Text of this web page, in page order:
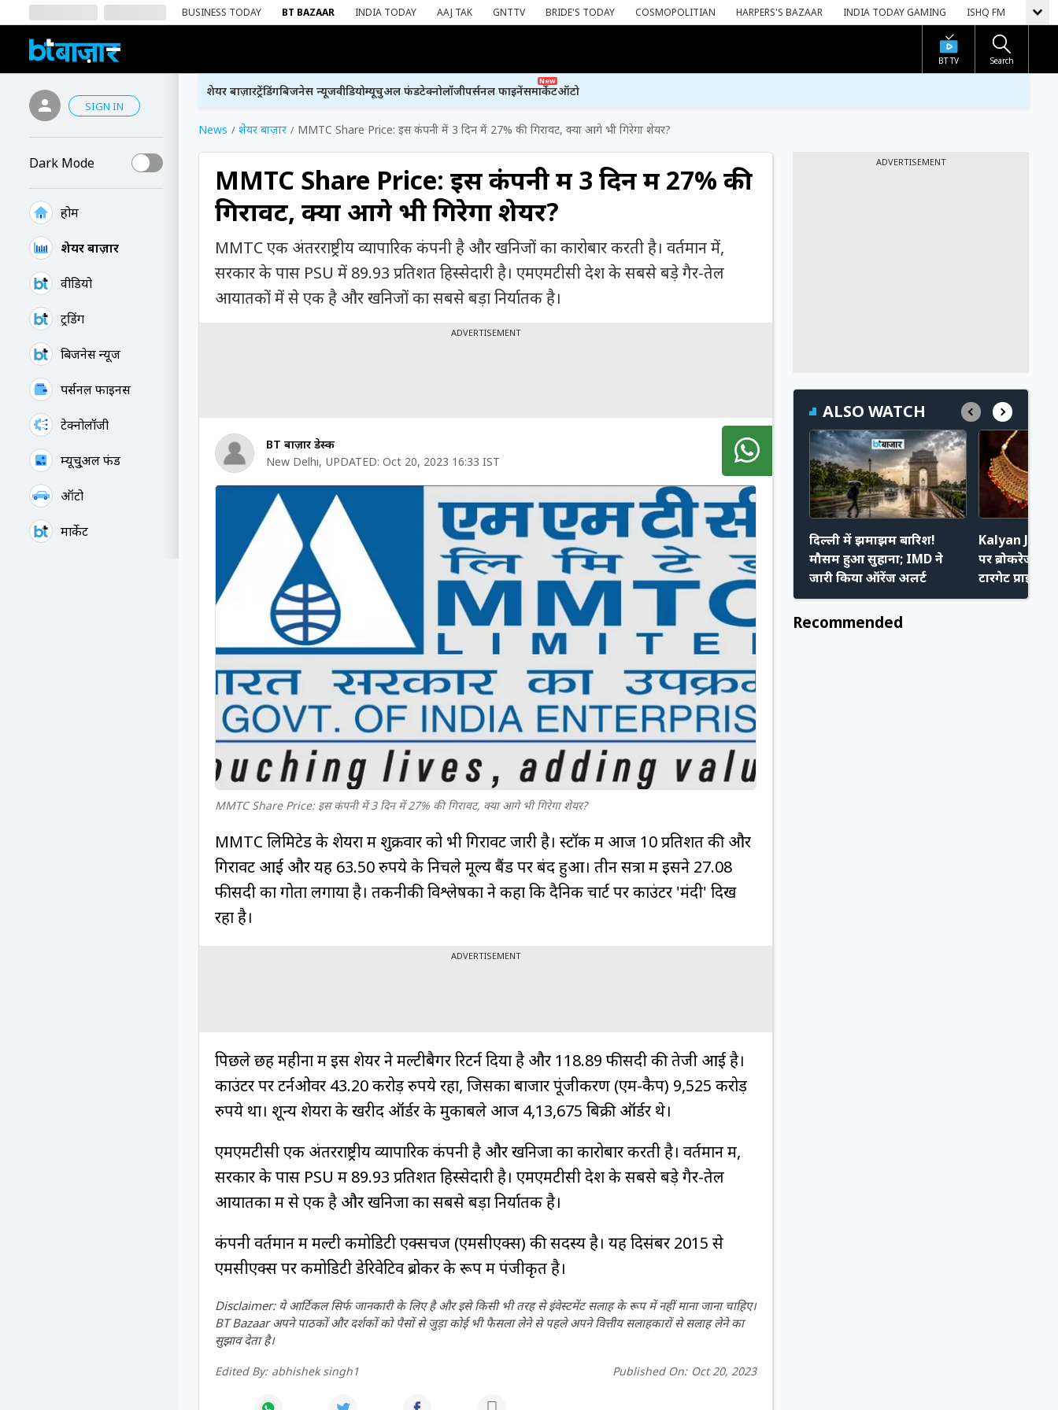
BUSINESS TODAY BT BAZAAR INDIA TODAY AAJ TAK GNTTV BRIDE'S TODAY COSMOPOLITIAN HARPERS'S BAZAAR INDIA TODAY GAMING ISHQ FM
BT TV Search
SIGN IN
Dark Mode
होम
शेयर बाज़ार
वीडियो
ट्रेंडिंग
बिजनेस न्यूज
पर्सनल फाइनेंस
टेक्नोलॉजी
म्यूचु्अल फंड
ऑटो
मार्केट
शेयर बाज़ारट्रेंडिंगबिजनेस न्यूजवीडियोम्यूचुअल फंडटेक्नोलॉजीपर्सनल फाइनेंस
New
मार्केटऑटो
News शेयर बाज़ार MMTC Share Price: इस कंपनी में 3 दिन में 27% की गिरावट, क्या आगे भी गिरेगा शेयर?
MMTC Share Price: इस कंपनी में 3 दिन में 27% की
गिरावट, क्या आगे भी गिरेगा शेयर?
MMTC एक अंतरराष्ट्रीय व्यापारिक कंपनी है और खनिजों का कारोबार करती है। वर्तमान में,
सरकार के पास PSU में 89.93 प्रतिशत हिस्सेदारी है। एमएमटीसी देश के सबसे बड़े गैर-तेल
आयातकों में से एक है और खनिजों का सबसे बड़ा निर्यातक है।
ADVERTISEMENT
BT बाज़ार डेस्क
New Delhi, UPDATED: Oct 20, 2023 16:33 IST
MMTC Share Price: इस कंपनी में 3 दिन में 27% की गिरावट, क्या आगे भी गिरेगा शेयर?
MMTC लिमिटेड के शेयरों में शुक्रवार को भी गिरावट जारी है। स्टॉक में आज 10 प्रतिशत की और
गिरावट आई और यह 63.50 रुपये के निचले मूल्य बैंड पर बंद हुआ। तीन सत्रों में इसने 27.08
फीसदी का गोता लगाया है। तकनीकी विश्लेषकों ने कहा कि दैनिक चार्ट पर काउंटर 'मंदी' दिख
रहा है।
ADVERTISEMENT
पिछले छह महीनों में इस शेयर ने मल्टीबैगर रिटर्न दिया है और 118.89 फीसदी की तेजी आई है।
काउंटर पर टर्नओवर 43.20 करोड़ रुपये रहा, जिसका बाजार पूंजीकरण (एम-कैप) 9,525 करोड़
रुपये था। शून्य शेयरों के खरीद ऑर्डर के मुकाबले आज 4,13,675 बिक्री ऑर्डर थे।
एमएमटीसी एक अंतरराष्ट्रीय व्यापारिक कंपनी है और खनिजों का कारोबार करती है। वर्तमान में,
सरकार के पास PSU में 89.93 प्रतिशत हिस्सेदारी है। एमएमटीसी देश के सबसे बड़े गैर-तेल
आयातकों में से एक है और खनिजों का सबसे बड़ा निर्यातक है।
कंपनी वर्तमान में मल्टी कमोडिटी एक्सचेंज (एमसीएक्स) की सदस्य है। यह दिसंबर 2015 से
एमसीएक्स पर कमोडिटी डेरिवेटिव ब्रोकर के रूप में पंजीकृत है।
Disclaimer: ये आर्टिकल सिर्फ जानकारी के लिए है और इसे किसी भी तरह से इंवेस्टमेंट सलाह के रूप में नहीं माना जाना चाहिए।
BT Bazaar अपने पाठकों और दर्शकों को पैसों से जुड़ा कोई भी फैसला लेने से पहले अपने वित्तीय सलाहकारों से सलाह लेने का
सुझाव देता है।
Edited By: abhishek singh1 Published On: Oct 20, 2023
ADVERTISEMENT
ALSO WATCH
दिल्ली में झमाझम बारिश!
मौसम हुआ सुहाना; IMD ने
जारी किया ऑरेंज अलर्ट
Kalyan
पर ब्रोकरेज
टारगेट प्राइस
Recommended